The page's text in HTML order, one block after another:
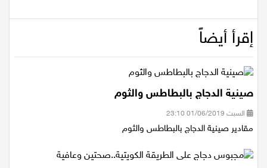
إقرأ أيضاً
صينية الدجاج بالبطاطس والثوم
السبت 01/06/2019 23:10
مقادير صينية الدجاج بالبطاطس والثوم